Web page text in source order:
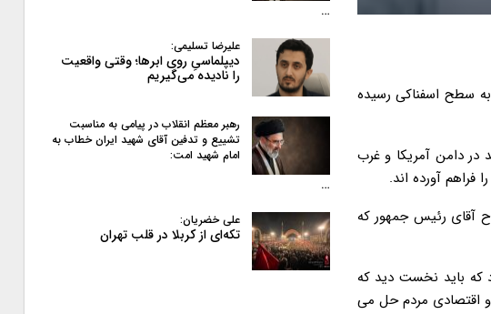
سطح اسفناکی رسیده
در دامن آمریکا و غرب
فراهم آورده اند.
آقای رئیس جمهور که
که باید نخست دید که
و اقتصادی مردم حل می
…
علیرضا تسلیمی:
دیپلماسیِ روی ابرها؛ وقتی واقعیت
را نادیده می‌گیریم
رهبر معظم انقلاب در پیامی به‌ مناسبت
تشییع و تدفین آقای شهید ایران خطاب به
امام شهید امت:
…
علی خضریان:
تکه‌ای از کربلا در قلب تهران